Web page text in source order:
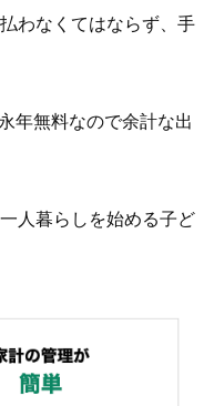
わなくてはならず、手
年無料なので余計な出
人暮らしを始める子ど